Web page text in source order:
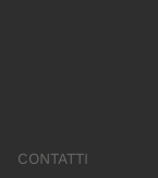
CONTATTI